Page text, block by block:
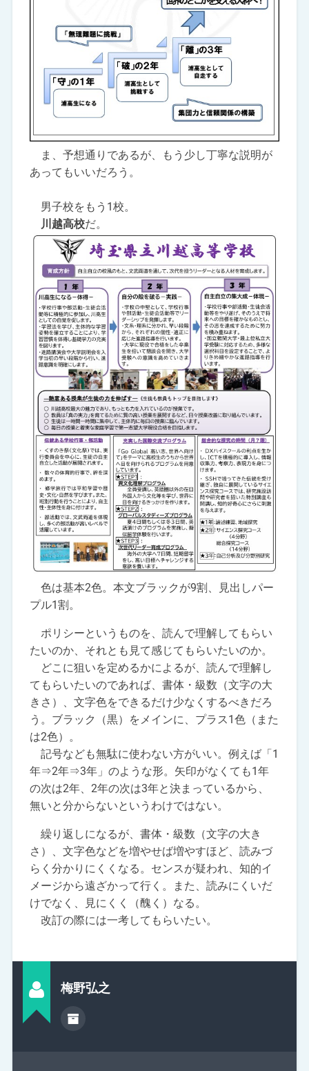
ま、予想通りであるが、もう少し丁寧な説明が
あってもいいだろう。
男子校をもう1校。
川越高校だ。
色は基本2色。本文ブラックが9割、見出しパー
プル1割。
ポリシーというものを、読んで理解してもらい
たいのか、それとも見て感じてもらいたいのか。
どこに狙いを定めるかによるが、読んで理解し
てもらいたいのであれば、書体・級数（文字の大
きさ）、文字色をできるだけ少なくするべきだろ
う。ブラック（黒）をメインに、プラス1色（また
は2色）。
記号なども無駄に使わない方がいい。例えば「1
年⇒2年⇒3年」のような形。矢印がなくても1年
の次は2年、2年の次は3年と決まっているから、
無いと分からないというわけではない。
繰り返しになるが、書体・級数（文字の大き
さ）、文字色などを増やせば増やすほど、読みづ
らく分かりにくくなる。センスが疑われ、知的イ
メージから遠ざかって行く。また、読みにくいだ
けでなく、見にくく（醜く）なる。
改訂の際には一考してもらいたい。
梅野弘之